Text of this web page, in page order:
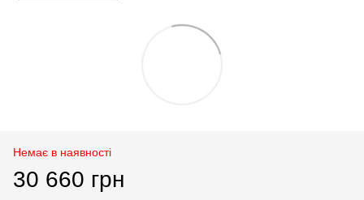
Немає в наявності
30 660 грн